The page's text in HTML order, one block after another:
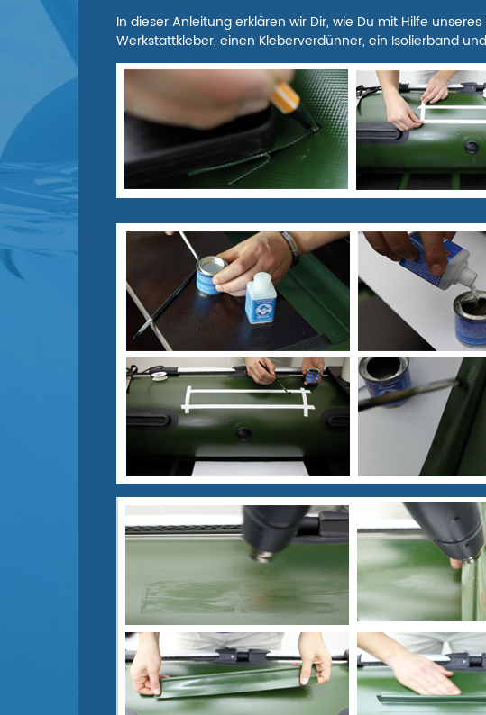
In dieser Anleitung erklären wir Dir, wie Du mit Hilfe
Werkstattkleber, einen Kleberverdünner, ein Isolierband